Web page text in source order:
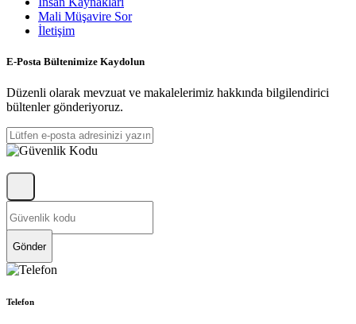
Mali Müşavire Sor
İletişim
E-Posta Bültenimize Kaydolun
Düzenli olarak mevzuat ve makalelerimiz hakkında bilgilendirici
bültenler gönderiyoruz.
Gönder
Telefon